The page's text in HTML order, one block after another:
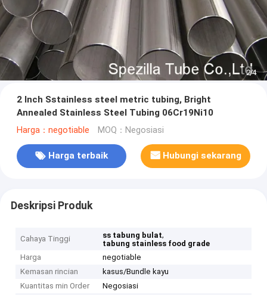
2/4
2 Inch Sstainless steel metric tubing, Bright
Annealed Stainless Steel Tubing 06Cr19Ni10
Harga：negotiable MOQ：Negosiasi
Harga terbaik Hubungi sekarang
Deskripsi Produk
Cahaya Tinggi ss tabung bulat,
tabung stainless food grade
Harga
negotiable
Kemasan rincian
kasus/Bundle kayu
Kuantitas min Order
Negosiasi